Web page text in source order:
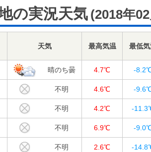
の実況天気 (2018年
天気 最高気温 最低
晴のち曇 4.7℃ -
不明 4.6℃ -
不明 4.2℃ -
不明 6.9℃ -
不明 2.6℃ -